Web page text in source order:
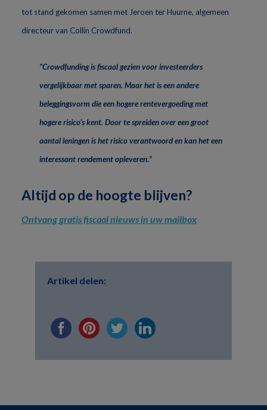
tot stand gekomen samen met Jeroen ter Huurne, algemeen
directeur van Collin Crowdfund.
“Crowdfunding is fiscaal gezien voor investeerders
vergelijkbaar met sparen. Maar het is een andere
beleggingsvorm die een hogere rentevergoeding met
hogere risico’s kent. Door te spreiden over een groot
aantal leningen is het risico verantwoord en kan het een
interessant rendement opleveren.”
Altijd op de hoogte blijven?
Ontvang gratis fiscaal nieuws in uw mailbox
Artikel delen: